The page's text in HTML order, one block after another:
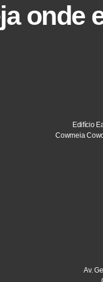
onde
Edifício
Cowmeia
Av.